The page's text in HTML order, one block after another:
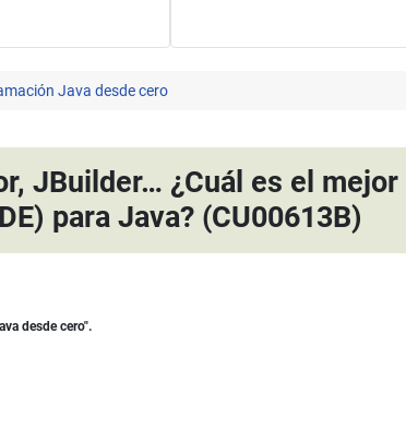
Java desde cero
JBuilder… ¿Cuál es el
para Java? (CU00613B)
desde cero".